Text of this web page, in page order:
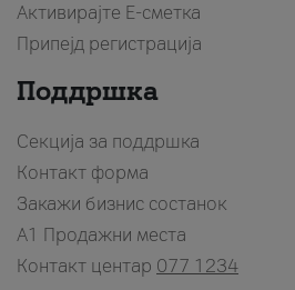
Активирајте Е-сметка
Припејд регистрација
Поддршка
Секција за поддршка
Контакт форма
Закажи бизнис состанок
A1 Продажни места
Контакт центар 077 1234